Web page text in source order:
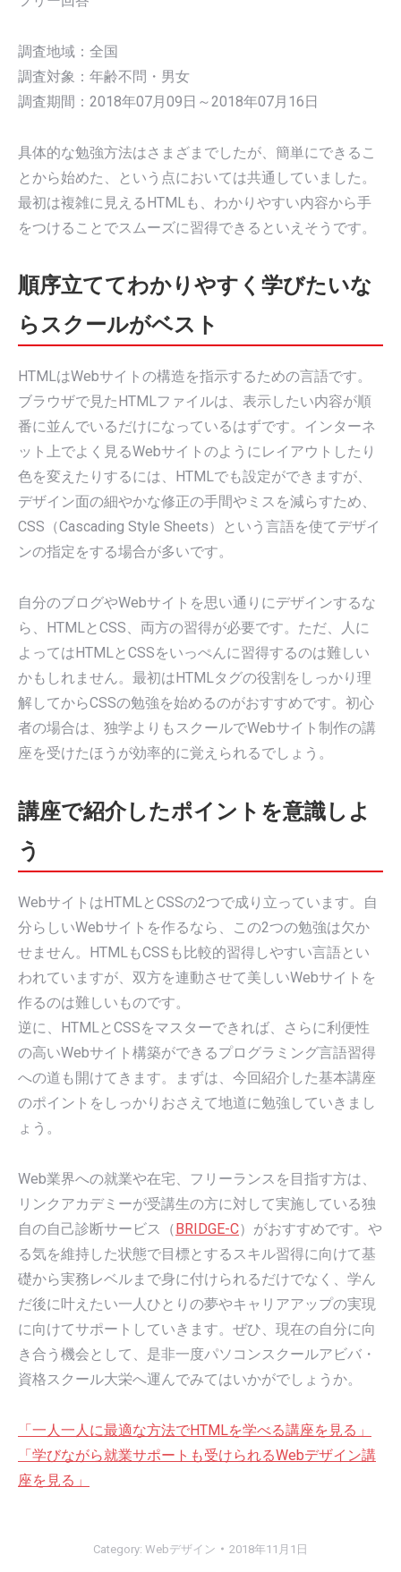
調査地域：全国
調査対象：年齢不問・男女
調査期間：2018年07月09日～2018年07月16日
具体的な勉強方法はさまざまでしたが、簡単にできるこ
とから始めた、という点においては共通していました。
最初は複雑に見えるHTMLも、わかりやすい内容から手
をつけることでスムーズに習得できるといえそうです。
順序立ててわかりやすく学びたいな
らスクールがベスト
HTMLはWebサイトの構造を指示するための言語です。
ブラウザで見たHTMLファイルは、表示したい内容が順
番に並んでいるだけになっているはずです。インターネ
ット上でよく見るWebサイトのようにレイアウトしたり
色を変えたりするには、HTMLでも設定ができますが、
デザイン面の細やかな修正の手間やミスを減らすため、
CSS（Cascading Style Sheets）という言語を使てデザイ
ンの指定をする場合が多いです。
自分のブログやWebサイトを思い通りにデザインするな
ら、HTMLとCSS、両方の習得が必要です。ただ、人に
よってはHTMLとCSSをいっぺんに習得するのは難しい
かもしれません。最初はHTMLタグの役割をしっかり理
解してからCSSの勉強を始めるのがおすすめです。初心
者の場合は、独学よりもスクールでWebサイト制作の講
座を受けたほうが効率的に覚えられるでしょう。
講座で紹介したポイントを意識しよ
う
WebサイトはHTMLとCSSの2つで成り立っています。自
分らしいWebサイトを作るなら、この2つの勉強は欠か
せません。HTMLもCSSも比較的習得しやすい言語とい
われていますが、双方を連動させて美しいWebサイトを
作るのは難しいものです。
逆に、HTMLとCSSをマスターできれば、さらに利便性
の高いWebサイト構築ができるプログラミング言語習得
への道も開けてきます。まずは、今回紹介した基本講座
のポイントをしっかりおさえて地道に勉強していきまし
ょう。
Web業界への就業や在宅、フリーランスを目指す方は、
リンクアカデミーが受講生の方に対して実施している独
自の自己診断サービス（BRIDGE-C）がおすすめです。や
る気を維持した状態で目標とするスキル習得に向けて基
礎から実務レベルまで身に付けられるだけでなく、学ん
だ後に叶えたい一人ひとりの夢やキャリアアップの実現
に向けてサポートしていきます。ぜひ、現在の自分に向
き合う機会として、是非一度パソコンスクールアビバ・
資格スクール大栄へ運んでみてはいかがでしょうか。
「一人一人に最適な方法でHTMLを学べる講座を見る」
「学びながら就業サポートも受けられるWebデザイン講
座を見る」
Category: Webデザイン 2018年11月1日